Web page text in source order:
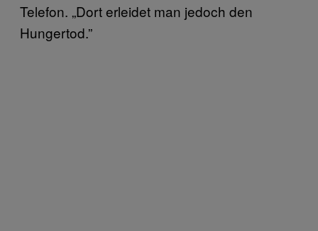
Telefon. „Dort erleidet man jedoch den
Hungertod.”